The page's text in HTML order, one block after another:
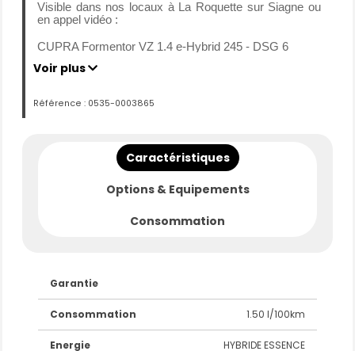
Visible dans nos locaux à La Roquette sur Siagne ou
en appel vidéo :
CUPRA Formentor VZ 1.4 e-Hybrid 245 - DSG 6
Mise en circulation : 10-10-2022
Carrosserie : SUV
Transmission : Boite Automatique
Puissance : 245 CV
Première main.
Historique des entretiens vérifiés.
FINANCEZ CE VEHICULE A PARTIR DE 365 € /
MOIS
*Les mensualités et les taux peuvent varier en fonction
des dates et offres proposées par nos partenaires.
Voir plus
Référence : 0535-0003865
Caractéristiques
Options & Equipements
Consommation
Garantie
Consommation 1.50 l/100km
Energie HYBRIDE ESSENCE